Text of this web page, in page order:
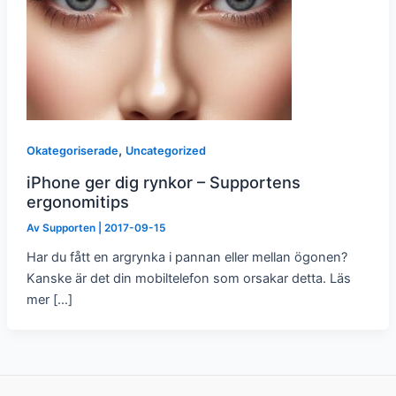
Okategoriserade, Uncategorized
iPhone ger dig rynkor – Supportens
ergonomitips
Av Supporten 2017-09-15
Har du fått en argrynka i pannan eller mellan ögonen?
Kanske är det din mobiltelefon som orsakar detta. Läs
mer […]